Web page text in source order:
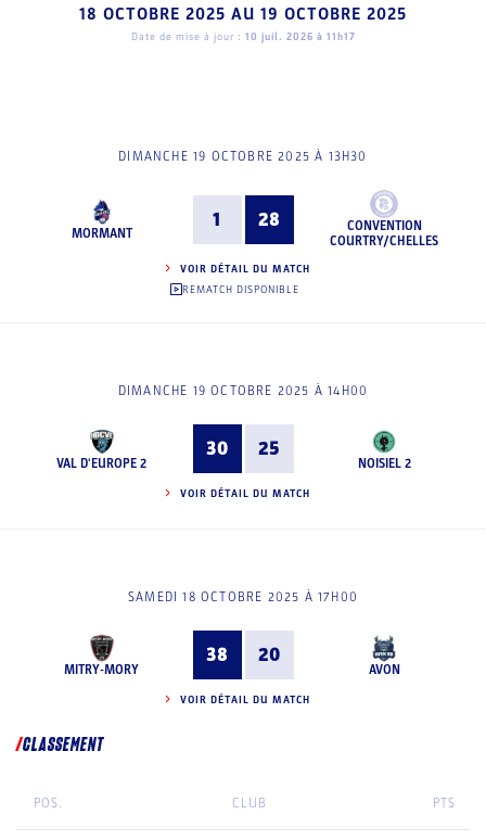
18 OCTOBRE 2025 AU 19 OCTOBRE 2025
Date de mise à jour : 10 juil. 2026 à 11h17
DIMANCHE 19 OCTOBRE 2025 À 13H30
MORMANT
1 28
CONVENTION
COURTRY/CHELLES
VOIR DÉTAIL DU MATCH
REMATCH DISPONIBLE
DIMANCHE 19 OCTOBRE 2025 À 14H00
VAL D'EUROPE 2
30 25
NOISIEL 2
VOIR DÉTAIL DU MATCH
SAMEDI 18 OCTOBRE 2025 À 17H00
MITRY-MORY
38 20
AVON
VOIR DÉTAIL DU MATCH
CLASSEMENT
POS. CLUB PTS